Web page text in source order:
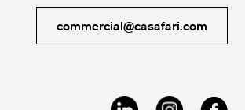
commercial@casafari.com